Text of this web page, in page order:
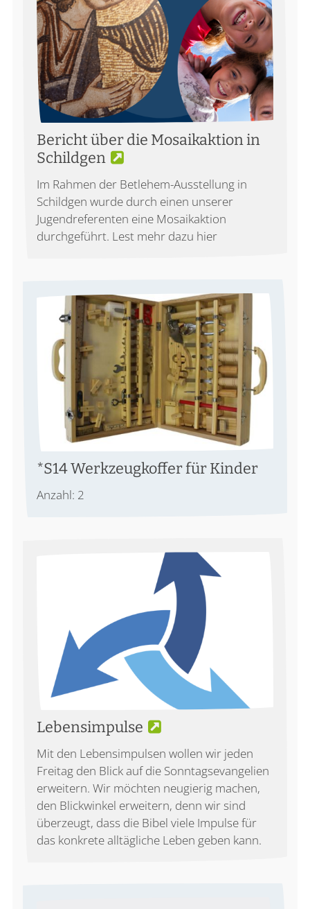
Bericht über die Mosaikaktion in
Schildgen
Im Rahmen der Betlehem-Ausstellung in
Schildgen wurde durch einen unserer
Jugendreferenten eine Mosaikaktion
durchgeführt. Lest mehr dazu hier
*S14 Werkzeugkoffer für Kinder
Anzahl: 2
Lebensimpulse
Mit den Lebensimpulsen wollen wir jeden
Freitag den Blick auf die Sonntagsevangelien
erweitern. Wir möchten neugierig machen,
den Blickwinkel erweitern, denn wir sind
überzeugt, dass die Bibel viele Impulse für
das konkrete alltägliche Leben geben kann.